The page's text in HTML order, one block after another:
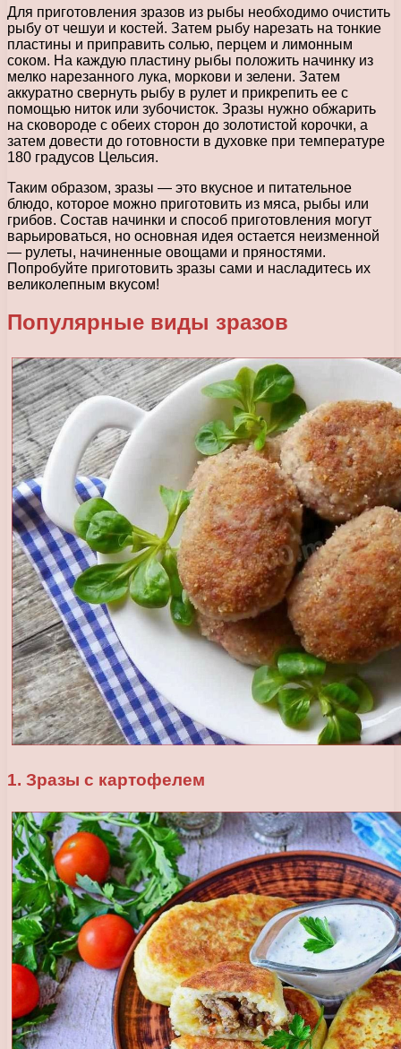
Для приготовления зразов из рыбы необходимо очистить
рыбу от чешуи и костей. Затем рыбу нарезать на тонкие
пластины и приправить солью, перцем и лимонным
соком. На каждую пластину рыбы положить начинку из
мелко нарезанного лука, моркови и зелени. Затем
аккуратно свернуть рыбу в рулет и прикрепить ее с
помощью ниток или зубочисток. Зразы нужно обжарить
на сковороде с обеих сторон до золотистой корочки, а
затем довести до готовности в духовке при температуре
180 градусов Цельсия.
Таким образом, зразы — это вкусное и питательное
блюдо, которое можно приготовить из мяса, рыбы или
грибов. Состав начинки и способ приготовления могут
варьироваться, но основная идея остается неизменной
— рулеты, начиненные овощами и пряностями.
Попробуйте приготовить зразы сами и насладитесь их
великолепным вкусом!
Популярные виды зразов
1. Зразы с картофелем